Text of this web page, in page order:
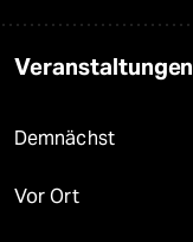
Veranstaltungen
Demnächst
Vor Ort